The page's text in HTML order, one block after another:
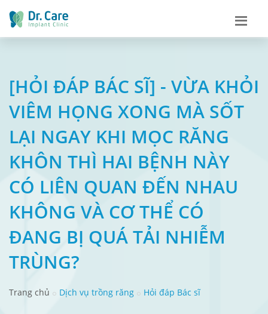
[HỎI ĐÁP BÁC SĨ] - VỪA KHỎI
VIÊM HỌNG XONG MÀ SỐT
LẠI NGAY KHI MỌC RĂNG
KHÔN THÌ HAI BỆNH NÀY
CÓ LIÊN QUAN ĐẾN NHAU
KHÔNG VÀ CƠ THỂ CÓ
ĐANG BỊ QUÁ TẢI NHIỄM
TRÙNG?
Trang chủ Dịch vụ trồng răng Hỏi đáp Bác sĩ